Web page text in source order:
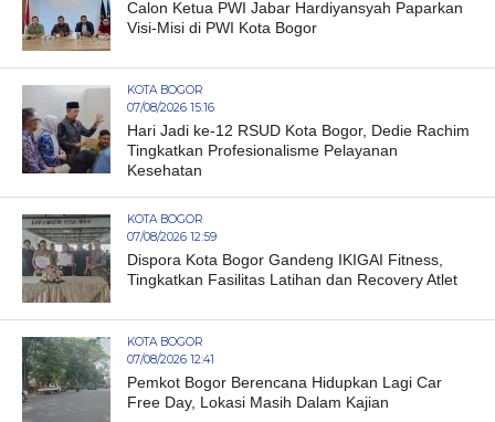
Calon Ketua PWI Jabar Hardiyansyah Paparkan
Visi-Misi di PWI Kota Bogor
KOTA BOGOR
07/08/2026 15:16
Hari Jadi ke-12 RSUD Kota Bogor, Dedie Rachim
Tingkatkan Profesionalisme Pelayanan
Kesehatan
KOTA BOGOR
07/08/2026 12:59
Dispora Kota Bogor Gandeng IKIGAI Fitness,
Tingkatkan Fasilitas Latihan dan Recovery Atlet
KOTA BOGOR
07/08/2026 12:41
Pemkot Bogor Berencana Hidupkan Lagi Car
Free Day, Lokasi Masih Dalam Kajian